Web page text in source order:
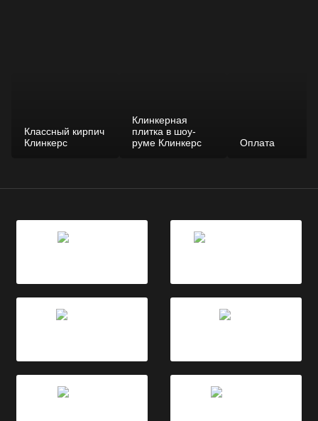
Классный кирпич
Клинкерс
Клинкерная
плитка в шоу-
руме Клинкерс
Оплата